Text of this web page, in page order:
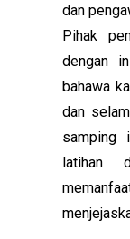
dan
Pihak
dengan
bahawa
dan
samping
latihan